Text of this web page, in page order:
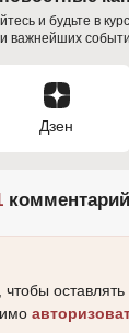
и будьте в
важнейших
Дзен
комментарий